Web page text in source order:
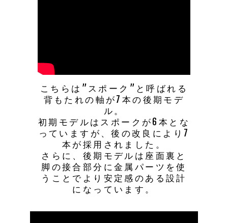
こちらは”スポーク”と呼ばれる
背もたれの軸が7本の後期モデ
ル。
初期モデルはスポークが6本とな
っていますが、後の改良により7
本が採用されました。
さらに、後期モデルは座面裏と
脚の接合部分に金属パーツを使
うことでより安定感のある設計
になっています。